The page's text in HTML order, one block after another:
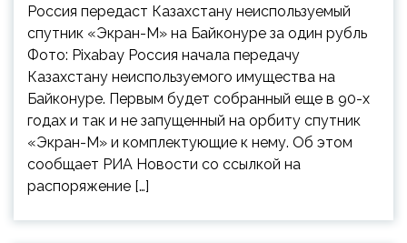
Россия передаст Казахстану неиспользуемый
спутник «Экран-М» на Байконуре за один рубль
Фото: Pixabay Россия начала передачу
Казахстану неиспользуемого имущества на
Байконуре. Первым будет собранный еще в 90-х
годах и так и не запущенный на орбиту спутник
«Экран-М» и комплектующие к нему. Об этом
сообщает РИА Новости со ссылкой на
распоряжение […]